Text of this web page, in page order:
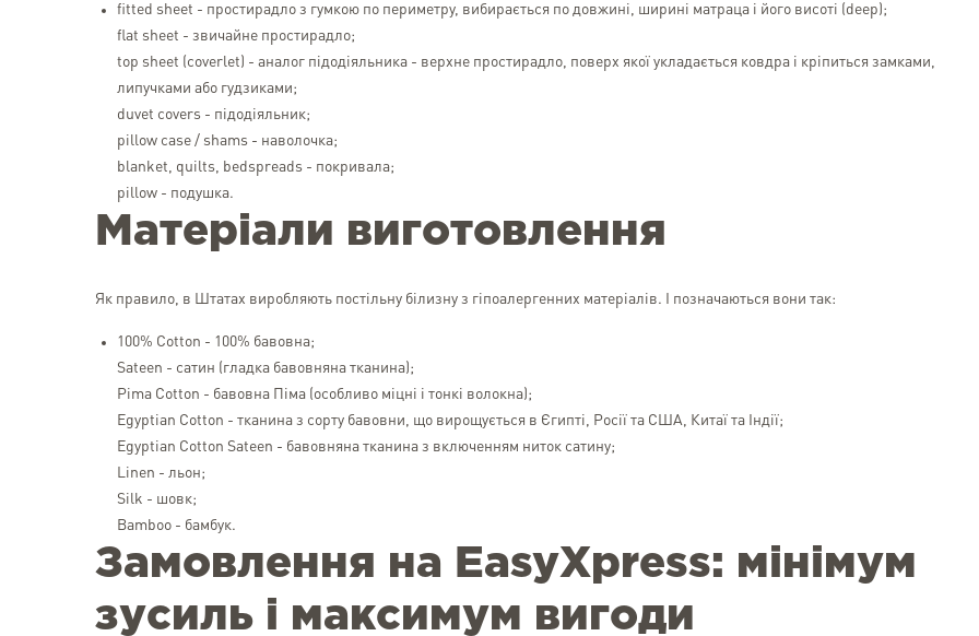
fitted sheet - простирадло з гумкою по периметру, вибирається по довжині, ширині матраца і його висоті (deep);
flat sheet - звичайне простирадло;
top sheet (coverlet) - аналог підодіяльника - верхне простирадло, поверх якої укладається ковдра і кріпиться замками,
липучками або гудзиками;
duvet covers - підодіяльник;
pillow case / shams - наволочка;
blanket, quilts, bedspreads - покривала;
pillow - подушка.
Матеріали виготовлення
Як правило, в Штатах виробляють постільну білизну з гіпоалергенних матеріалів. І позначаються вони так:
100% Cotton - 100% бавовна;
Sateen - сатин (гладка бавовняна тканина);
Pima Cotton - бавовна Піма (особливо міцні і тонкі волокна);
Egyptian Cotton - тканина з сорту бавовни, що вирощується в Єгипті, Росії та США, Китаї та Індії;
Egyptian Cotton Sateen - бавовняна тканина з включенням ниток сатину;
Linen - льон;
Silk - шовк;
Bamboo - бамбук.
Замовлення на EasyXpress: мінімум
зусиль і максимум вигоди